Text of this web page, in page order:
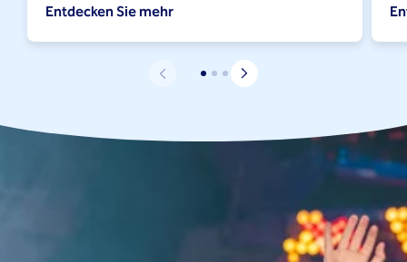
Entdecken Sie mehr